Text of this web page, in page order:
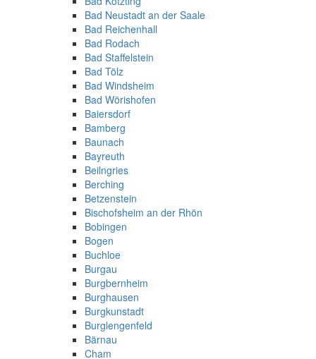
Bad Neustadt an der Saale
Bad Reichenhall
Bad Rodach
Bad Staffelstein
Bad Tölz
Bad Windsheim
Bad Wörishofen
Baiersdorf
Bamberg
Baunach
Bayreuth
Beilngries
Berching
Betzenstein
Bischofsheim an der Rhön
Bobingen
Bogen
Buchloe
Burgau
Burgbernheim
Burghausen
Burgkunstadt
Burglengenfeld
Bärnau
Cham